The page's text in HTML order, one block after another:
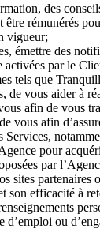
des
rémunérés
vigueur;
émettre des
par le
tels que
de vous aider à
afin de vous
vous afin
pour
par
sites partenaires
son efficacité à
ou